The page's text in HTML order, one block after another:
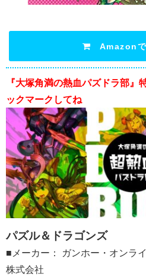
Amazonで
『大塚角満の熱血パズドラ部』
ックマークしてね
パズル＆ドラゴンズ
■メーカー： ガンホー・オンラ
株式会社